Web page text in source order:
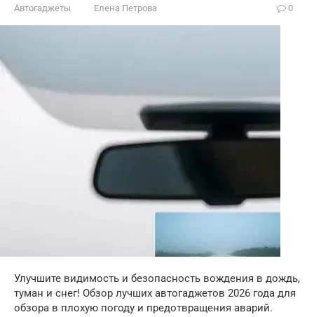
Автогаджеты Елена Петрова 0
Улучшите видимость и безопасность вождения в дождь,
туман и снег! Обзор лучших автогаджетов 2026 года для
обзора в плохую погоду и предотвращения аварий.